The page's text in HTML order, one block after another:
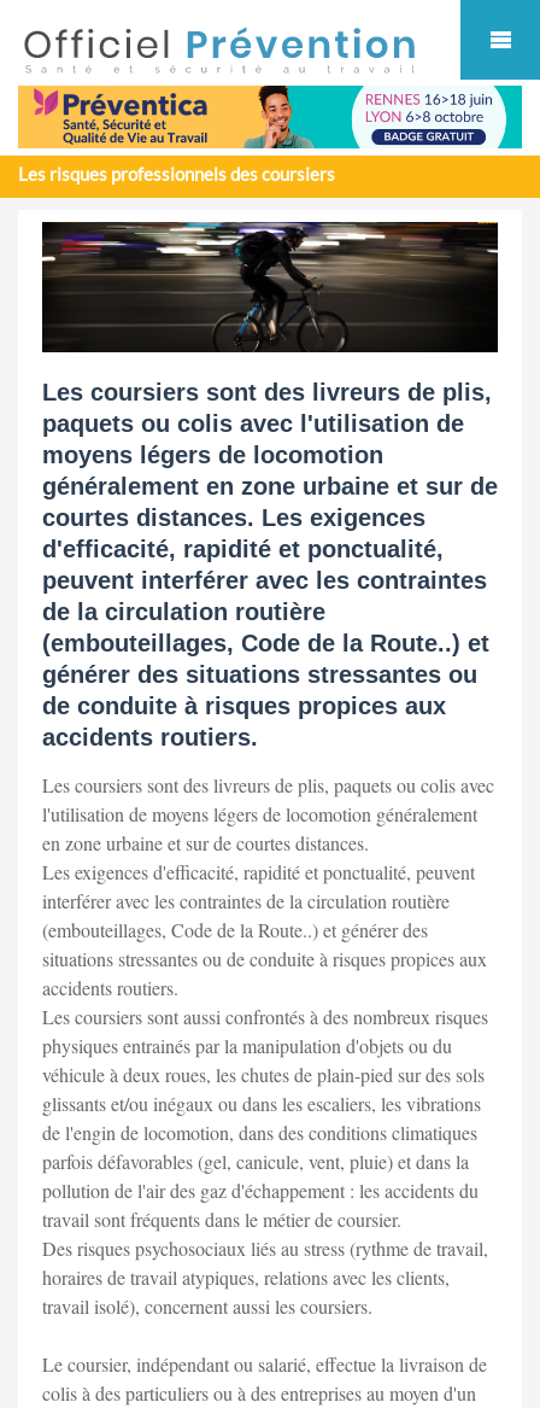
Les risques professionnels des coursiers
Les coursiers sont des livreurs de plis,
paquets ou colis avec l'utilisation de
moyens légers de locomotion
généralement en zone urbaine et sur de
courtes distances. Les exigences
d'efficacité, rapidité et ponctualité,
peuvent interférer avec les contraintes
de la circulation routière
(embouteillages, Code de la Route..) et
générer des situations stressantes ou
de conduite à risques propices aux
accidents routiers.
Les coursiers sont des livreurs de plis, paquets ou colis avec
l'utilisation de moyens légers de locomotion généralement
en zone urbaine et sur de courtes distances.
Les exigences d'efficacité, rapidité et ponctualité, peuvent
interférer avec les contraintes de la circulation routière
(embouteillages, Code de la Route..) et générer des
situations stressantes ou de conduite à risques propices aux
accidents routiers.
Les coursiers sont aussi confrontés à des nombreux risques
physiques entrainés par la manipulation d'objets ou du
véhicule à deux roues, les chutes de plain-pied sur des sols
glissants et/ou inégaux ou dans les escaliers, les vibrations
de l'engin de locomotion, dans des conditions climatiques
parfois défavorables (gel, canicule, vent, pluie) et dans la
pollution de l'air des gaz d'échappement : les accidents du
travail sont fréquents dans le métier de coursier.
Des risques psychosociaux liés au stress (rythme de travail,
horaires de travail atypiques, relations avec les clients,
travail isolé), concernent aussi les coursiers.
Le coursier, indépendant ou salarié, effectue la livraison de
colis à des particuliers ou à des entreprises au moyen d'un